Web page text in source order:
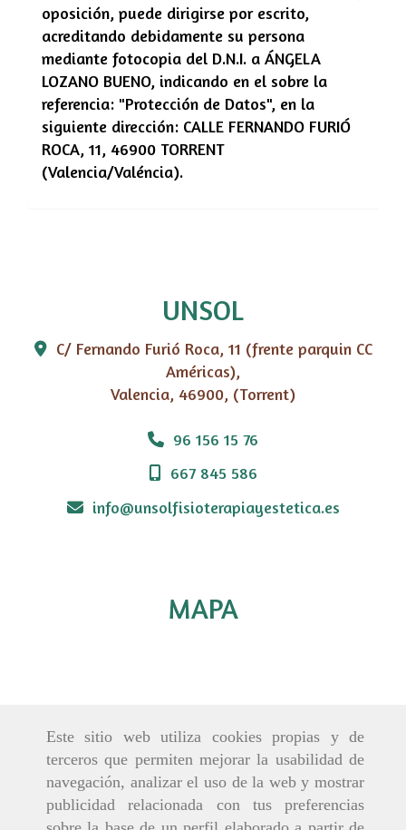
Este sitio web utiliza cookies propias y de
terceros que permiten mejorar la usabilidad de
navegación, analizar el uso de la web y mostrar
publicidad relacionada con tus preferencias
oposición, puede dirigirse por escrito,
acreditando debidamente su persona
mediante fotocopia del D.N.I. a ÁNGELA
LOZANO BUENO, indicando en el sobre la
referencia: "Protección de Datos", en la
siguiente dirección: CALLE FERNANDO FURIÓ
ROCA, 11, 46900 TORRENT
(Valencia/Valéncia).
UNSOL
C/ Fernando Furió Roca, 11 (frente parquin CC
Américas),
Valencia, 46900, (Torrent)
96 156 15 76
667 845 586
info
unsolfisioterapiayestetica.es
MAPA